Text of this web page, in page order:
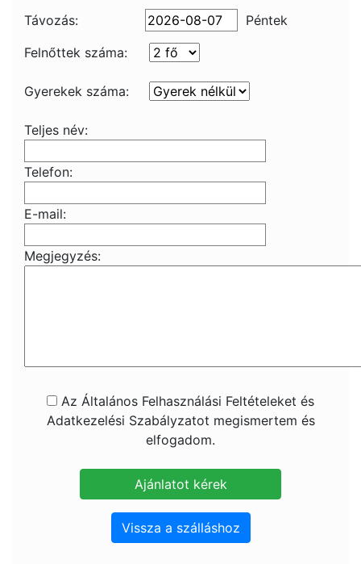
Távozás:
Péntek
Felnőttek száma:
Gyerekek száma:
Teljes név:
Telefon:
E-mail:
Megjegyzés:
Az Általános Felhasználási Feltételeket és
Adatkezelési Szabályzatot megismertem és
elfogadom.
Vissza a szálláshoz